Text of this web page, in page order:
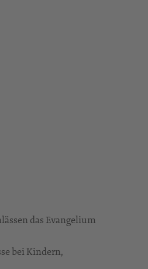
das Evangelium
bei Kindern,